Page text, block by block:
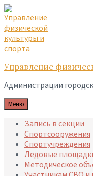
Skip
to
content
Skip
to
main
navigation
Skip
to
footer
Управление
Администрации
Меню
Запись в секции
Спортсооружения
Спортучреждения
Ледовые
Методическое